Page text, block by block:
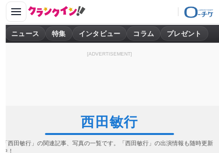
ニュース 特集 インタビュー コラム プレゼント
[ADVERTISEMENT]
西田敏行
「西田敏行」の関連記事、写真の一覧です。「西田敏行」の出演情報も随時更新
中！